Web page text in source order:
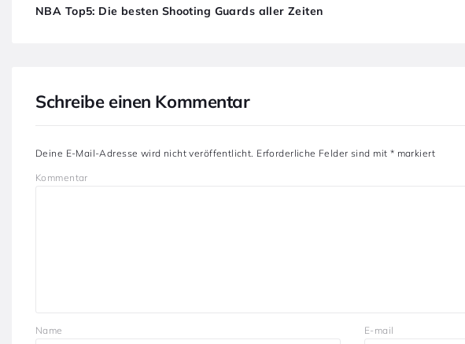
NBA Top5: Die besten Shooting Guards aller Zeiten
Schreibe einen Kommentar
Deine E-Mail-Adresse wird nicht veröffentlicht. Erforderliche Felder sind mit * markiert
Kommentar
Name E-mail